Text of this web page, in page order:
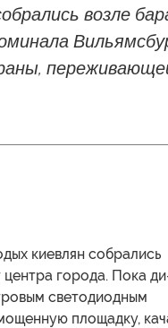
возле
киевлян собрались
города. Пока
светодиодным
площадку,